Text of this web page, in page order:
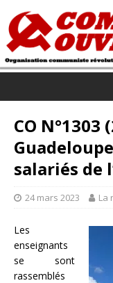
CO N°1303
salariés de
24 mars 2023 La
Les
enseignants
se sont
rassemblés